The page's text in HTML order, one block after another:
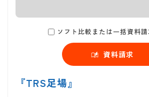
ソフト比較または一括資料
資料請求
『TRS足場』